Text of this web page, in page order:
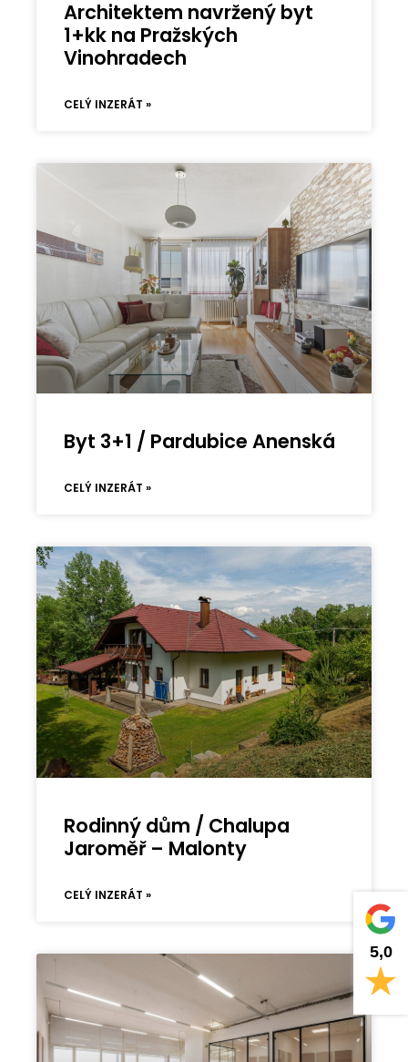
Architektem navržený byt
1+kk na Pražských
Vinohradech
CELÝ INZERÁT »
Byt 3+1 / Pardubice Anenská
CELÝ INZERÁT »
Rodinný dům / Chalupa
Jaroměř – Malonty
CELÝ INZERÁT »
5,0